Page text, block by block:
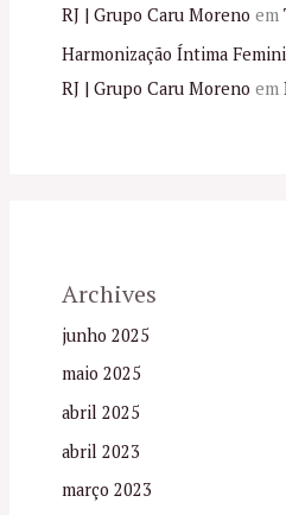
RJ | Grupo Caru Moreno em
Harmonização Íntima
RJ | Grupo Caru Moreno em
Archives
junho 2025
maio 2025
abril 2025
abril 2023
março 2023